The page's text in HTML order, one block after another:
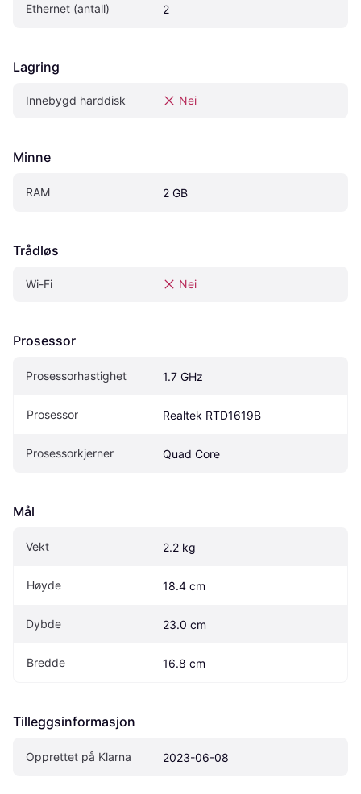
Ethernet (antall) 2
Lagring
Innebygd harddisk Nei
Minne
RAM 2 GB
Trådløs
Wi-Fi Nei
Prosessor
Prosessorhastighet 1.7 GHz
Prosessor Realtek RTD1619B
Prosessorkjerner Quad Core
Mål
Vekt 2.2 kg
Høyde 18.4 cm
Dybde 23.0 cm
Bredde 16.8 cm
Tilleggsinformasjon
Opprettet på Klarna 2023-06-08